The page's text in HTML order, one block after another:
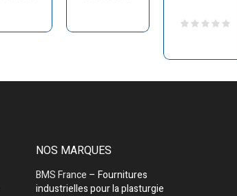
NOS MARQUES
BMS France – Fournitures
industrielles pour la plasturgie